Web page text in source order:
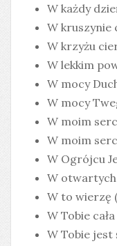
W każdy
W kruszynie
W krzyżu
W lekkim
W mocy
W mocy
W moim
W moim
W Ogrójcu
W otwartych
W to wierzę
W Tobie
W Tobie jest